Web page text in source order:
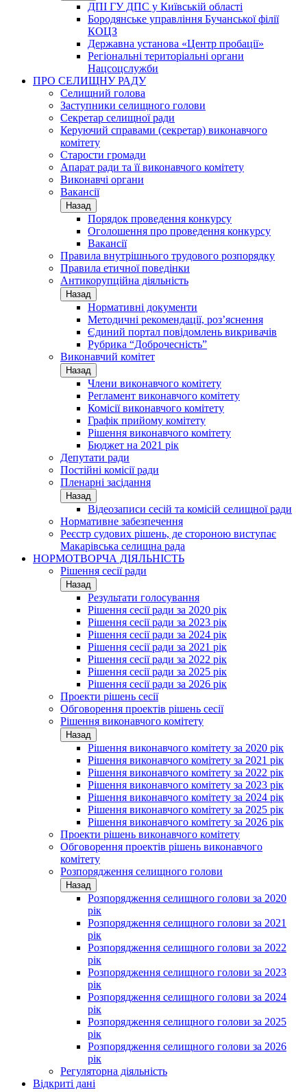
ДПІ ГУ ДПС у Київській області
Бородянське управління Бучанської філії
КОЦЗ
Державна установа «Центр пробації»
Регіональні територіальні органи
Нацсоцслужби
ПРО СЕЛИЩНУ РАДУ
Селищний голова
Заступники селищного голови
Секретар селищної ради
Керуючий справами (секретар) виконавчого
комітету
Старости громади
Апарат ради та її виконавчого комітету
Виконавчі органи
Вакансії
Назад
Порядок проведення конкурсу
Оголошення про проведення конкурсу
Вакансії
Правила внутрішнього трудового розпорядку
Правила етичної поведінки
Антикорупційна діяльність
Назад
Нормативні документи
Методичні рекомендації, роз’яснення
Єдиний портал повідомлень викривачів
Рубрика “Доброчесність”
Виконавчий комітет
Назад
Члени виконавчого комітету
Регламент виконавчого комітету
Комісії виконавчого комітету
Графік прийому комітету
Рішення виконавчого комітету
Бюджет на 2021 рік
Депутати ради
Постійні комісії ради
Пленарні засідання
Назад
Відеозаписи сесій та комісій селищної ради
Нормативне забезпечення
Реєстр судових рішень, де стороною виступає
Макарівська селищна рада
НОРМОТВОРЧА ДІЯЛЬНІСТЬ
Рішення сесії ради
Назад
Результати голосування
Рішення сесії ради за 2020 рік
Рішення сесії ради за 2023 рік
Рішення сесії ради за 2024 рік
Рішення сесії ради за 2021 рік
Рішення сесії ради за 2022 рік
Рішення сесії ради за 2025 рік
Рішення сесії ради за 2026 рік
Проекти рішень сесії
Обговорення проектів рішень сесії
Рішення виконавчого комітету
Назад
Рішення виконавчого комітету за 2020 рік
Рішення виконавчого комітету за 2021 рік
Рішення виконавчого комітету за 2022 рік
Рішення виконавчого комітету за 2023 рік
Рішення виконавчого комітету за 2024 рік
Рішення виконавчого комітету за 2025 рік
Рішення виконавчого комітету за 2026 рік
Проекти рішень виконавчого комітету
Обговорення проектів рішень виконавчого
комітету
Розпорядження селищного голови
Назад
Розпорядження селищного голови за 2020
рік
Розпорядження селищного голови за 2021
рік
Розпорядження селищного голови за 2022
рік
Розпорядження селищного голови за 2023
рік
Розпорядження селищного голови за 2024
рік
Розпорядження селищного голови за 2025
рік
Розпорядження селищного голови за 2026
рік
Регуляторна діяльність
Відкриті дані